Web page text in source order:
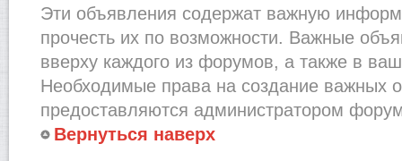
Эти объявления содержат важную
прочесть их по возможности. Важные
вверху каждого из форумов, а также в
Необходимые права на создание важных
предоставляются администратором
Вернуться наверх